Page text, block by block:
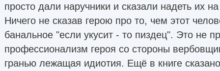
просто дали наручники и сказали надеть их
Ничего не сказав герою про то, чем этот
банальное "если укусит - то пиздец". Это не
профессионализм героя со стороны
гранью лежащая идиотия. Ещё в книге